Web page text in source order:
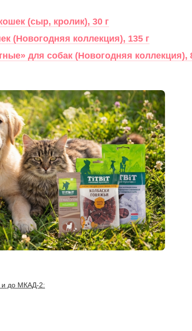
(сыр, кролик), 30 г
(Новогодняя коллекция), 135 г
для собак (Новогодняя коллекция),
и до МКАД-2: